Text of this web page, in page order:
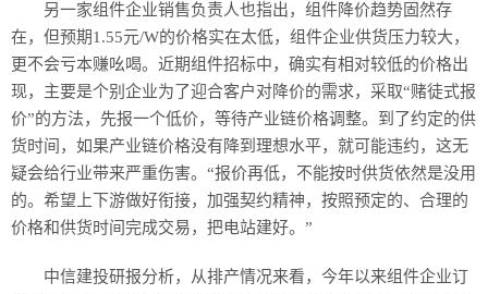
另一家组件企业销售负责人也指出，组件降价趋势固然存
在，但预期1.55元/W的价格实在太低，组件企业供货压力较大，
更不会亏本赚吆喝。近期组件招标中，确实有相对较低的价格出
现，主要是个别企业为了迎合客户对降价的需求，采取“赌徒式报
价”的方法，先报一个低价，等待产业链价格调整。到了约定的供
货时间，如果产业链价格没有降到理想水平，就可能违约，这无
疑会给行业带来严重伤害。“报价再低，不能按时供货依然是没用
的。希望上下游做好衔接，加强契约精神，按照预定的、合理的
价格和供货时间完成交易，把电站建好。”
中信建投研报分析，从排产情况来看，今年以来组件企业订